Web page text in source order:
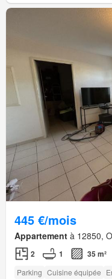
445 €/mois
Appartement à 12850,
2 1 35 m²
Parking Cuisine équipée